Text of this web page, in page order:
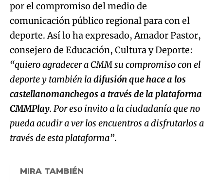
por el compromiso del medio de
comunicación público regional para con el
deporte. Así lo ha expresado, Amador Pastor,
consejero de Educación, Cultura y Deporte:
“quiero agradecer a CMM su compromiso con el
deporte y también ladifusión que hace a los
castellanomanchegos a través de la plataforma
CMMPlay. Por eso invito a la ciudadanía que no
pueda acudir a ver los encuentros a disfrutarlos a
través de esta plataforma”.
MIRA TAMBIÉN